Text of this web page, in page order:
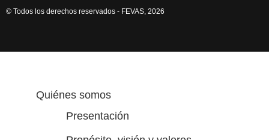
© Todos los derechos reservados - FEVAS, 2026
Quiénes somos
Presentación